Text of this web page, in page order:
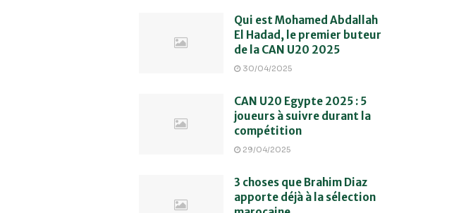
Qui est Mohamed Abdallah
El Hadad, le premier buteur
de la CAN U20 2025
30/04/2025
CAN U20 Egypte 2025 : 5
joueurs à suivre durant la
compétition
29/04/2025
3 choses que Brahim Diaz
apporte déjà à la sélection